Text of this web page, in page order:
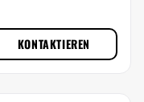
KONTAKTIEREN